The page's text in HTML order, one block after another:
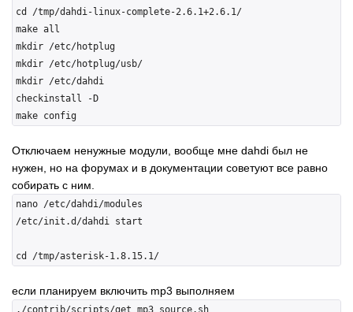
cd /tmp/dahdi-linux-complete-2.6.1+2.6.1/
make all
mkdir /etc/hotplug
mkdir /etc/hotplug/usb/
mkdir /etc/dahdi
checkinstall -D
Отключаем ненужные модули, вообще мне dahdi был не
нужен, но на форумах и в документации советуют все равно
собирать с ним.
nano /etc/dahdi/modules
/etc/init.d/dahdi start
если планируем включить mp3 выполняем